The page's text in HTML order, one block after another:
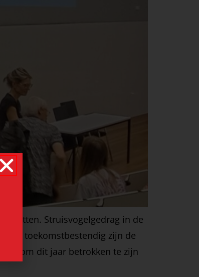
Struisvogelgedrag in de
Hoe toekomstbestendig zijn de
om dit jaar betrokken te zijn